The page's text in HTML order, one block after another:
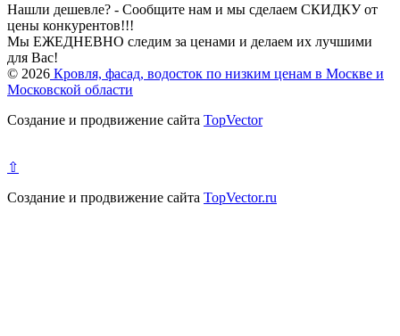
Нашли дешевле? - Сообщите нам и мы сделаем СКИДКУ от
цены конкурентов!!!
Мы ЕЖЕДНЕВНО следим за ценами и делаем их лучшими
для Вас!
© 2026 Кровля, фасад, водосток по низким ценам в Москве и
Московской области
Создание и продвижение сайта TopVector
⇧
Создание и продвижение сайта TopVector.ru